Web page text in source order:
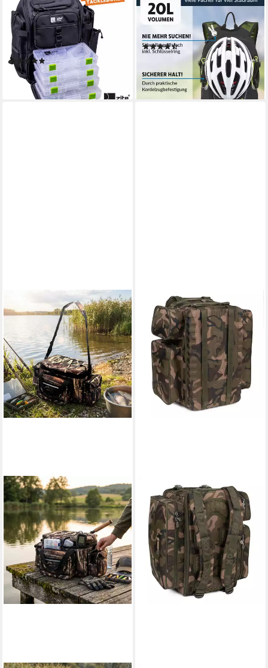
Angelrucksack All-in-One
Spinnfischer Rucksack mit
Boxen, Rutenhalter &
Polsterung
(3)
74,12 €
lieferbar - in 2-3 Werktagen bei dir
Sportrucksack Active 20, 20L
klein mit YKK Reißverschluss
Trekkingrucksack mit Hüftgurt
(12)
64,99 €
-15%
lieferbar - in 4-5 Werktagen bei dir